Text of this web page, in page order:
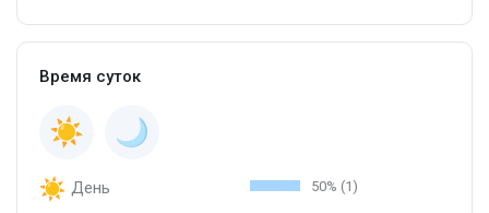
Время суток
День 50% (1)